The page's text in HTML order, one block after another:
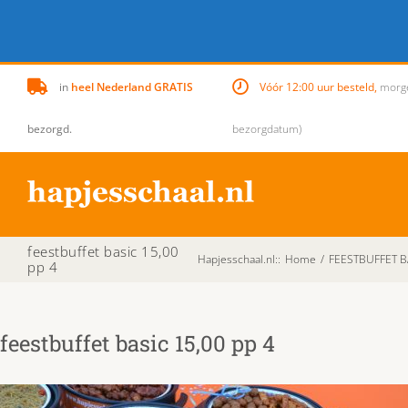
in heel Nederland GRATIS
bezorgd.
Vóór 12:00 uur besteld,
bezorgdatum)
feestbuffet basic 15,00
pp 4
Hapjesschaal.nl:: Home /
feestbuffet basic 15,00 pp 4